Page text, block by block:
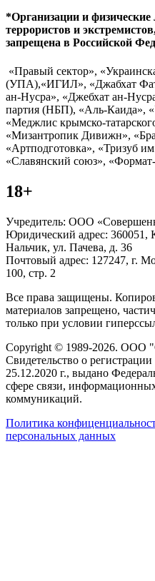
*Организации и
террористов и
запрещена в Российской
«Правый сектор»,
(УПА),«ИГИЛ», «Джабхат
ан-Нусра», «Джебхат ан-
партия (НБП), «Аль-
«Меджлис крымско-
«Мизантропик Дивижн»,
«Артподготовка», «Тризуб
«Славянский союз»,
18+
Учредитель: ООО
Юридический адрес: 360051,
Нальчик, ул. Пачева, д. 36
Почтовый адрес: 127247, г.
100, стр. 2
Все права защищены.
материалов запрещено,
только при условии
Copyright © 1989-2026. ООО
Свидетельство о
25.12.2020 г., выдано
сфере связи,
коммуникаций.
Политика
персональных данных